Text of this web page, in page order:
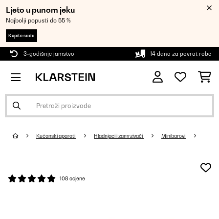
Ljeto u punom jeku
Najbolji popusti do 55 %
Kupite sada
3-godišnje jamstvo 14 dana za povrat robe
Kućanski aparati Hladnjaci i zamrzivači Minibarovi
108 ocjene